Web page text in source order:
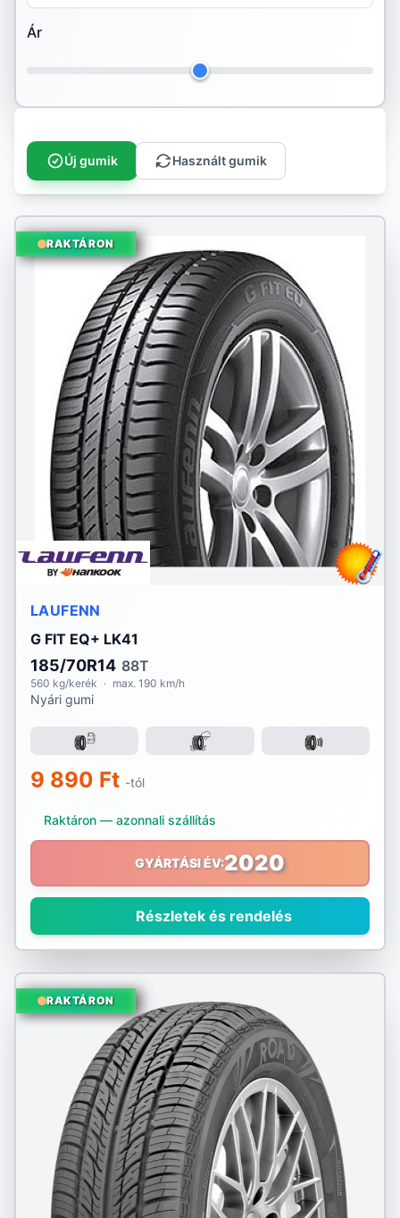
Imperial
Kenda
Kingstar
Kleber
Kormoran
Kumho
Landspider
Lassa
Laufenn
Linglong
Marshal
Maxtrek
Michelin
Mirage
Momo
Nankang
Nexen
Nordex
Nortenha
Optimo
Ovation
Pirelli
Platin
PointS
Radar
Riken
Ár
Új gumik Használt gumik
RAKTÁRON
LAUFENN
G FIT EQ+ LK41
185/70R14 88T
560 kg/kerék · max. 190 km/h
Nyári gumi
9 890 Ft -tól
Raktáron — azonnali szállítás
GYÁRTÁSI ÉV:2020
Részletek és rendelés
RAKTÁRON